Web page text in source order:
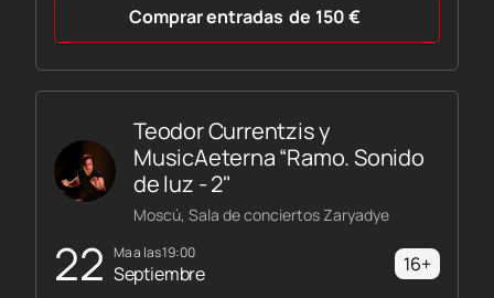
Comprar entradas de 150€
22 ma a las 19:00
Septiembre
Teodor Currentzis y
MusicAeterna “Ramo. Sonido
de luz - 2"
Moscú, Sala de conciertos Zaryadye
16+